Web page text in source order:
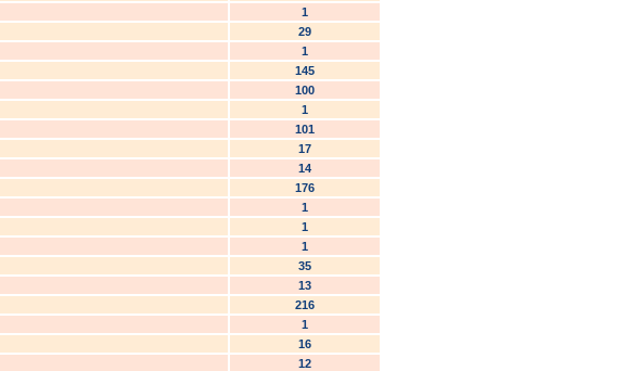
1
29
1
145
100
1
101
17
14
176
1
1
1
35
13
216
1
16
12